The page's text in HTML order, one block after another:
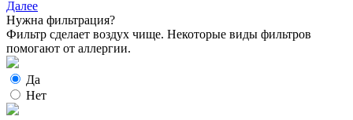
Далее
Нужна фильтрация?
Фильтр сделает воздух чище. Некоторые виды фильтров
помогают от аллергии.
Да
Нет